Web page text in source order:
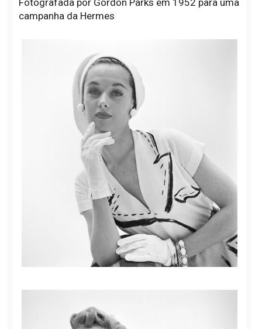
Fotografada por Gordon Parks em 1952 para uma
campanha da Hermes